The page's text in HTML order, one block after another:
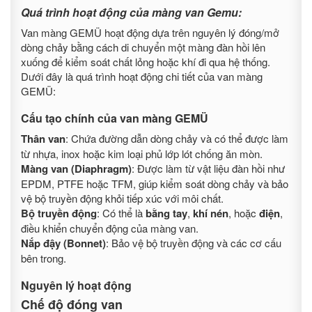
Quá trình hoạt động của màng van Gemu:
Van màng GEMÜ hoạt động dựa trên nguyên lý đóng/mở
dòng chảy bằng cách di chuyển một màng đàn hồi lên
xuống để kiểm soát chất lỏng hoặc khí đi qua hệ thống.
Dưới đây là quá trình hoạt động chi tiết của van màng
GEMÜ:
Cấu tạo chính của van màng GEMÜ
Thân van: Chứa đường dẫn dòng chảy và có thể được làm
từ nhựa, inox hoặc kim loại phủ lớp lót chống ăn mòn.
Màng van (Diaphragm): Được làm từ vật liệu đàn hồi như
EPDM, PTFE hoặc TFM, giúp kiểm soát dòng chảy và bảo
vệ bộ truyền động khỏi tiếp xúc với môi chất.
Bộ truyền động: Có thể làbằng tay, khí nén, hoặc điện,
điều khiển chuyển động của màng van.
Nắp đậy (Bonnet): Bảo vệ bộ truyền động và các cơ cấu
bên trong.
Nguyên lý hoạt động
Chế độ đóng van